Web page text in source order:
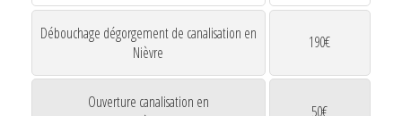
Débouchage dégorgement de canalisation en
Nièvre
190€
Ouverture canalisation en
50€